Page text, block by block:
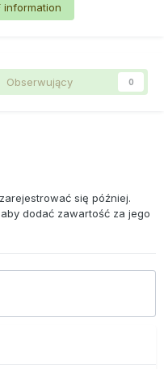
information
Obserwujący 0
się później.
aby dodać zawartość za jego